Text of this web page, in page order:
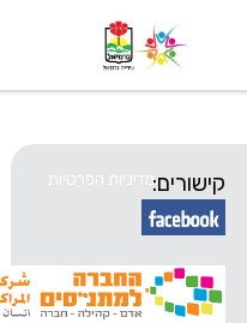
מדיניות הפרטיות